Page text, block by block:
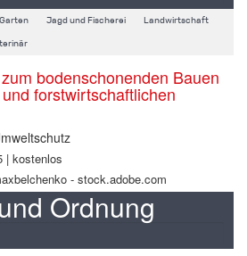
Garten Jagd und Fischerei Landwirtschaft
bodenschonenden Bauen
forstwirtschaftlichen
| kostenlos
- stock.adobe.com
Ordnung